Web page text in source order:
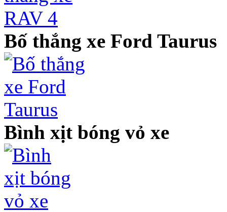
Bố thắng xe Ford Taurus
Bình xịt bóng vỏ xe